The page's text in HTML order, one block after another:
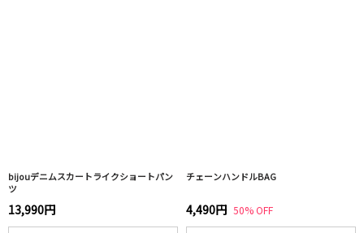
bijouデニムスカートライクショートパン
ツ
13,990円
チェーンハンドルBAG
4,490円 50% OFF